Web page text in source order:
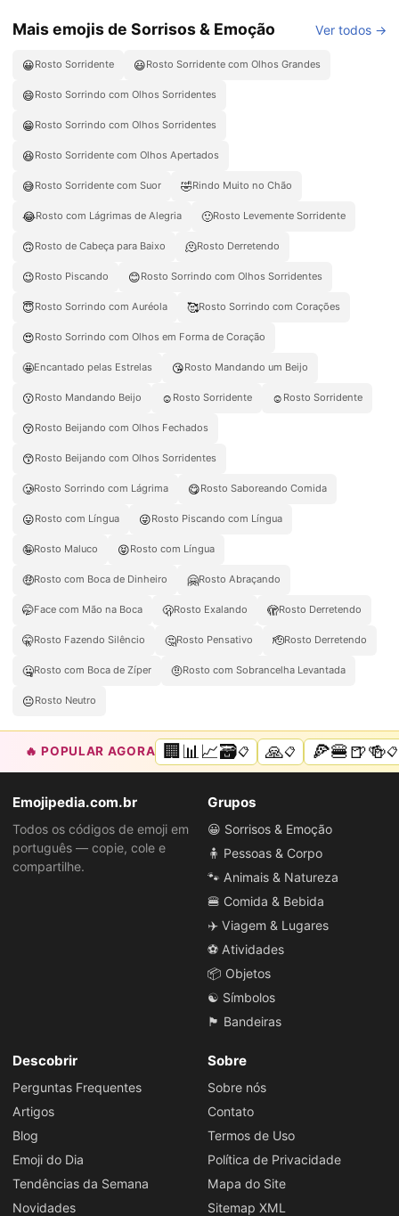
Mais emojis de Sorrisos & Emoção Ver todos →
😀Rosto Sorridente 😃Rosto Sorridente com Olhos Grandes
😄Rosto Sorrindo com Olhos Sorridentes
😁Rosto Sorrindo com Olhos Sorridentes
😆Rosto Sorridente com Olhos Apertados
😅Rosto Sorridente com Suor 🤣Rindo Muito no Chão
😂Rosto com Lágrimas de Alegria 🙂Rosto Levemente Sorridente
🙃Rosto de Cabeça para Baixo 🫠Rosto Derretendo
😉Rosto Piscando 😊Rosto Sorrindo com Olhos Sorridentes
😇Rosto Sorrindo com Auréola 🥰Rosto Sorrindo com Corações
😍Rosto Sorrindo com Olhos em Forma de Coração
🤩Encantado pelas Estrelas 😘Rosto Mandando um Beijo
😗Rosto Mandando Beijo ☺️ Rosto Sorridente ☺ Rosto Sorridente
😚Rosto Beijando com Olhos Fechados
😙Rosto Beijando com Olhos Sorridentes
🥲Rosto Sorrindo com Lágrima 😋Rosto Saboreando Comida
😛Rosto com Língua 😜Rosto Piscando com Língua
🤪Rosto Maluco 😝Rosto com Língua
🤑Rosto com Boca de Dinheiro 🤗Rosto Abraçando
🤭Face com Mão na Boca 🫢Rosto Exalando 🫣Rosto Derretendo
🤫Rosto Fazendo Silêncio 🤔Rosto Pensativo 🫡Rosto Derretendo
🤐Rosto com Boca de Zíper 🤨Rosto com Sobrancelha Levantada
😐Rosto Neutro
🔥 POPULAR AGORA 🏢📊📈🗃️📋 🙏📋 🍕🍔🍺🍻📋
Emojipedia.com.br
Todos os códigos de emoji em
português — copie, cole e
compartilhe.
Grupos
😀 Sorrisos & Emoção
🧍 Pessoas & Corpo
🐾 Animais & Natureza
🍔 Comida & Bebida
✈️ Viagem & Lugares
⚽ Atividades
📦 Objetos
☯️ Símbolos
🏴 Bandeiras
Descobrir
Perguntas Frequentes
Artigos
Blog
Emoji do Dia
Tendências da Semana
Novidades
Sobre
Sobre nós
Contato
Termos de Uso
Política de Privacidade
Mapa do Site
Sitemap XML